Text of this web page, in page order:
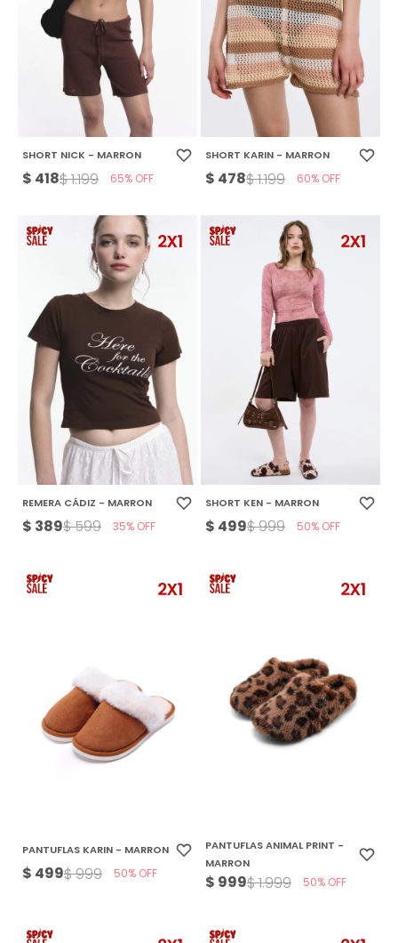
SHORT NICK - MARRON
$ 418$1.199 65
SHORT KARIN - MARRON
$ 478$1.199 60
REMERA CÁDIZ - MARRON
$ 389$599 35
SHORT KEN - MARRON
$ 499$999 50
PANTUFLAS KARIN - MARRON
$ 499$999 50
PANTUFLAS ANIMAL PRINT -
MARRON
$ 999$1.999 50